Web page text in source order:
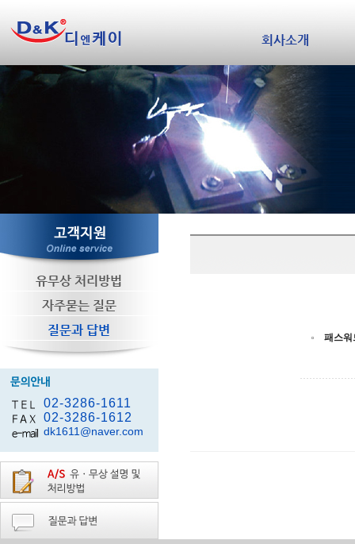
회사소개
유무상 처리방법
자주묻는 질문
질문과 답변
02-3286-1611
02-3286-1612
dk1611@naver.com
패스워